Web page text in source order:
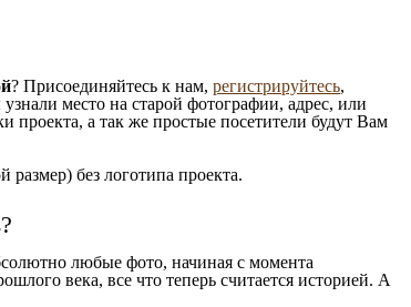
? Присоединяйтесь к нам, регистрируйтесь,
место на старой фотографии, адрес, или
а так же простые посетители будут Вам
без логотипа проекта.
любые фото, начиная c момента
века, все что теперь считается историей. А